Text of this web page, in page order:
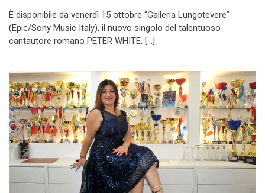
È disponibile da venerdì 15 ottobre “Galleria Lungotevere”
(Epic/Sony Music Italy), il nuovo singolo del talentuoso
cantautore romano PETER WHITE. […]